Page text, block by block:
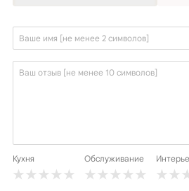
Кухня Обслуживание